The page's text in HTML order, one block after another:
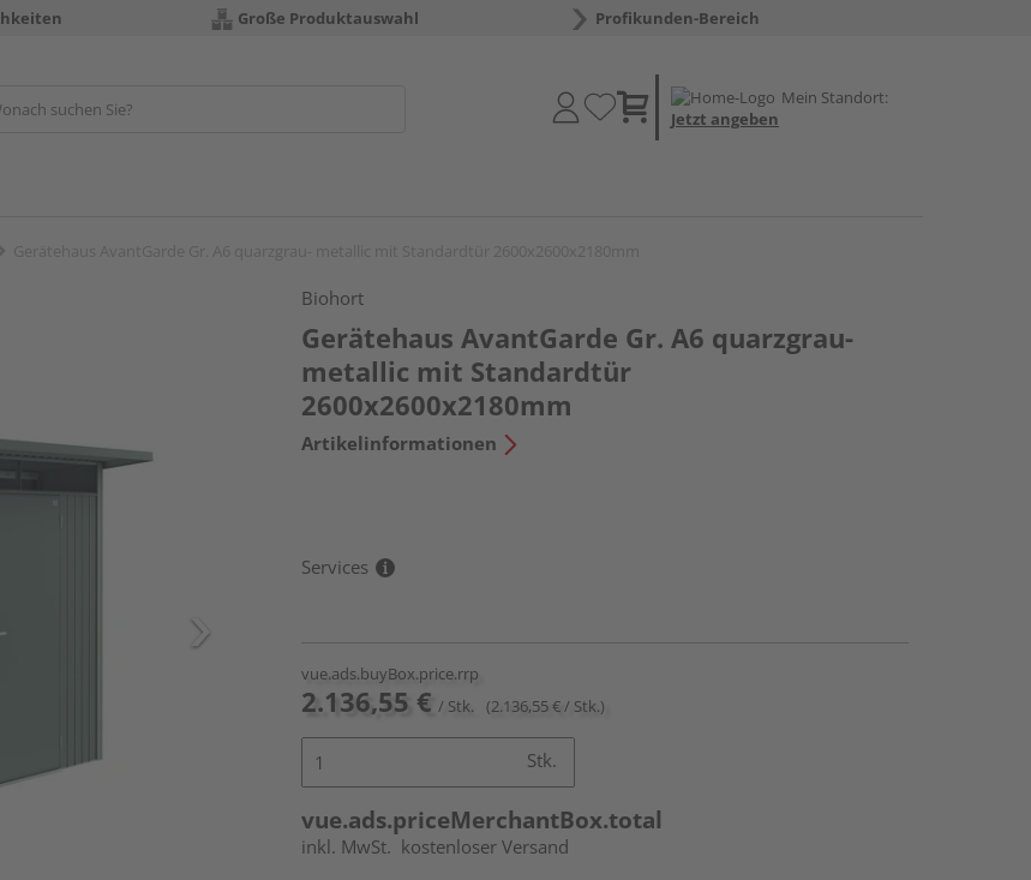
Große Produktauswahl Profikunden-Bereich
Mein Standort:
Jetzt angeben
Biohort
Gerätehaus AvantGarde Gr. A6 quarzgrau-
metallic mit Standardtür
2600x2600x2180mm
Artikelinformationen
Services
vue.ads.buyBox.price.rrp
2.136,55 € / Stk. (2.136,55 € / Stk.)
Stk.
vue.ads.priceMerchantBox.total
inkl. MwSt. kostenloser Versand